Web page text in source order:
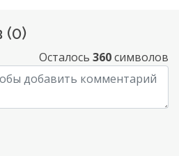
(0)
Осталось 360символов